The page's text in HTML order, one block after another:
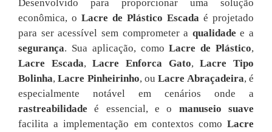
Desenvolvido para proporcionar uma solução
econômica, o Lacre de Plástico Escada é projetado
para ser acessível sem comprometer a qualidade e a
segurança. Sua aplicação, comoLacre de Plástico,
Lacre Escada,Lacre Enforca Gato,Lacre Tipo
Bolinha,Lacre Pinheirinho, ouLacre Abraçadeira, é
especialmente notável em cenários onde a
rastreabilidade é essencial, e o manuseio suave
facilita a implementação em contextos como Lacre